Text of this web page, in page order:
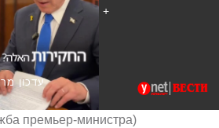
премьер-министра)